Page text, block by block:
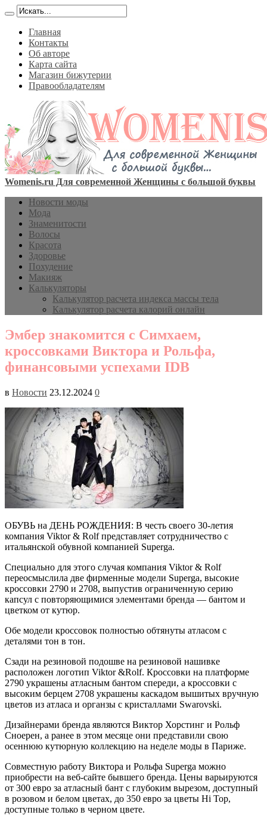
Главная
Контакты
Об авторе
Карта сайта
Магазин бижутерии
Правообладателям
Womenis.ru Для современной Женщины с большой буквы
Новости моды
Мода
Знаменитости
Волосы
Красота
Здоровье
Похудение
Макияж
Калькуляторы
Калькулятор расчета индекса массы тела
Калькулятор расчета калорий онлайн
Эмбер знакомится с Симхаем,
кроссовками Виктора и Рольфа,
финансовыми успехами IDB
в Новости 23.12.2024 0
ОБУВЬ на ДЕНЬ РОЖДЕНИЯ: В честь своего 30-летия
компания Viktor & Rolf представляет сотрудничество с
итальянской обувной компанией Superga.
Специально для этого случая компания Viktor & Rolf
переосмыслила две фирменные модели Superga, высокие
кроссовки 2790 и 2708, выпустив ограниченную серию
капсул с повторяющимися элементами бренда — бантом и
цветком от кутюр.
Обе модели кроссовок полностью обтянуты атласом с
деталями тон в тон.
Сзади на резиновой подошве на резиновой нашивке
расположен логотип Viktor &Rolf. Кроссовки на платформе
2790 украшены атласным бантом спереди, а кроссовки с
высоким берцем 2708 украшены каскадом вышитых вручную
цветов из атласа и органзы с кристаллами Swarovski.
Дизайнерами бренда являются Виктор Хорстинг и Рольф
Сноерен, а ранее в этом месяце они представили свою
осеннюю кутюрную коллекцию на неделе моды в Париже.
Совместную работу Виктора и Рольфа Superga можно
приобрести на веб-сайте бывшего бренда. Цены варьируются
от 300 евро за атласный бант с глубоким вырезом, доступный
в розовом и белом цветах, до 350 евро за цветы Hi Top,
доступные только в черном цвете.